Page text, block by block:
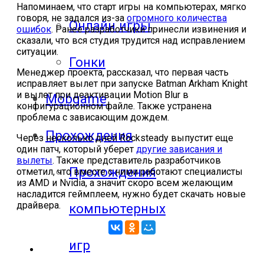
Онлайн игры
Гонки
Mobgame
Прохождения
Прохождения
компьютерных
игр
Напоминаем, что старт игры на компьютерах, мягко
говоря, не задался из-за огромного количества
ошибок. Ранее разработчики принесли извинения и
сказали, что вся студия трудится над исправлением
ситуации.
Менеджер проекта, рассказал, что первая часть
исправляет вылет при запуске Batman Arkham Knight
и вылет при деактивации Motion Blur в
конфигурационном файле. Также устранена
проблема с зависающим дождем.
Через несколько дней Rocksteady выпустит еще
один патч, который уберет другие зависания и
вылеты. Также представитель разработчиков
отметил, что вместе с ними работают специалисты
из AMD и Nvidia, а значит скоро всем желающим
насладится геймплеем, нужно будет скачать новые
драйвера.